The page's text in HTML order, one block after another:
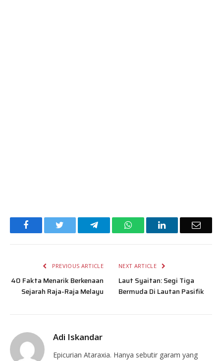
Facebook TelegramWhatsAppLinkedIn Email
PREVIOUS ARTICLE
40 Fakta Menarik Berkenaan
Sejarah Raja-Raja Melayu
NEXT ARTICLE
Laut Syaitan: Segi Tiga
Bermuda Di Lautan Pasifik
Adi Iskandar
Epicurian Ataraxia. Hanya sebutir garam yang